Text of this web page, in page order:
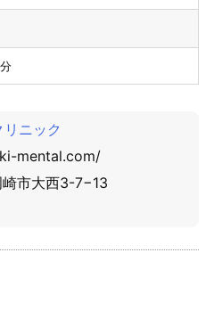
ニック
mental.com/
市大西3-7−13